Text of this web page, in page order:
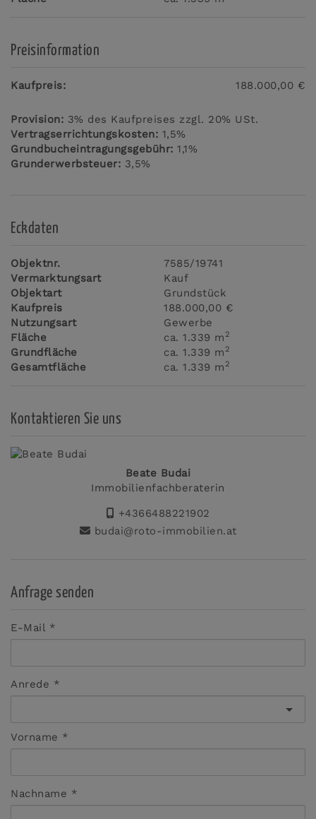
Preisinformation
Kaufpreis: 188.000,00 €
Provision: 3% des Kaufpreises zzgl. 20% USt.
Vertragserrichtungskosten: 1,5%
Grundbucheintragungsgebühr: 1,1%
Grunderwerbsteuer: 3,5%
Eckdaten
Objektnr.
7585/19741
Vermarktungsart
Kauf
Objektart
Grundstück
Kaufpreis
188.000,00 €
Nutzungsart
Gewerbe
Fläche
ca. 1.339 m 2
Grundfläche ca. 1.339 m 2
Gesamtfläche ca. 1.339 m 2
Kontaktieren Sie uns
Beate Budai
Immobilienfachberaterin
+4366488221902
budai@roto-immobilien.at
Anfrage senden
E-Mail
Anrede
Vorname
Nachname